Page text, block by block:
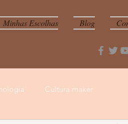
Minhas Escolhas Blog
Cultura maker